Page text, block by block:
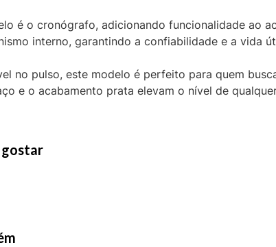
é o cronógrafo, adicionando funcionalidade ao
interno, garantindo a confiabilidade e a vida
no pulso, este modelo é perfeito para quem
e o acabamento prata elevam o nível de
gostar